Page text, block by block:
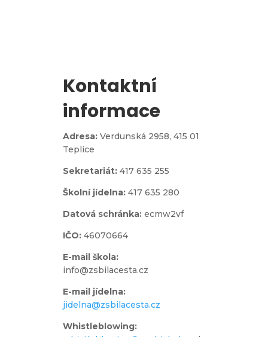
Kontaktní
informace
Adresa: Verdunská 2958, 415 01
Teplice
Sekretariát: 417 635 255
Školní jídelna: 417 635 280
Datová schránka: ecmw2vf
IČO: 46070664
E-mail škola:
info@zsbilacesta.cz
E-mail jídelna:
jidelna@zsbilacesta.cz
Whistleblowing: